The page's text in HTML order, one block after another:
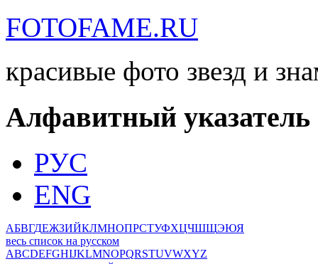
FOTOFAME.RU
красивые фото звезд и
Алфавитный указатель
РУС
ENG
АБВГДЕЖЗИЙКЛМНОПРСТУФХЦЧШЩЭЮЯ
весь список на русском
ABCDEFGHIJKLMNOPQRSTUVWXYZ